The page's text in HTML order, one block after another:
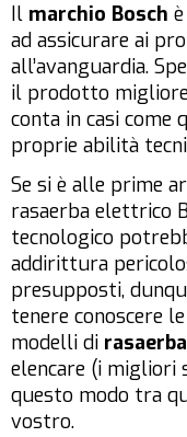
Il marchio Bosch
ad assicurare ai
all’avanguardia.
il prodotto
conta in casi come
proprie abilità
Se si è alle prime
rasaerba elettrico
tecnologico
addirittura
presupposti,
tenere conoscere
modelli di
elencare (i migliori
questo modo tra
vostro.